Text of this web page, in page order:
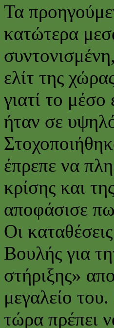
Τα
κατώτερα
ελίτ της
γιατί το
ήταν σε
έπρεπε να
κρίσης και
αποφάσισε
Οι
Βουλής για
στήριξης»
μεγαλείο
τώρα πρέπει